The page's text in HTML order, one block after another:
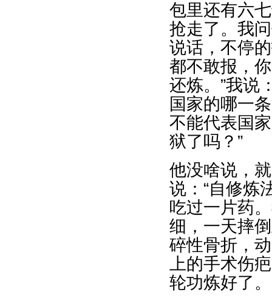
包里还有六
抢走了。我
说话，不停
都不敢报，
还炼。”我说
国家的哪一
不能代表国
狱了吗？”
他没啥说，
说：“自修炼
吃过一片药
细，一天摔
碎性骨折，
上的手术伤
轮功炼好了。